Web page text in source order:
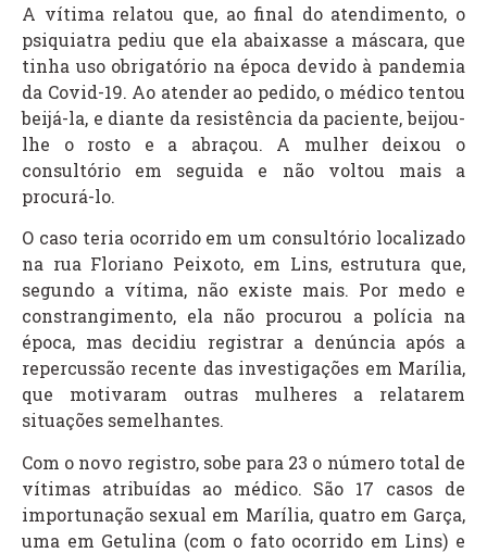
A vítima relatou que, ao final do atendimento, o
psiquiatra pediu que ela abaixasse a máscara, que
tinha uso obrigatório na época devido à pandemia
da Covid-19. Ao atender ao pedido, o médico tentou
beijá-la, e diante da resistência da paciente, beijou-
lhe o rosto e a abraçou. A mulher deixou o
consultório em seguida e não voltou mais a
procurá-lo.
O caso teria ocorrido em um consultório localizado
na rua Floriano Peixoto, em Lins, estrutura que,
segundo a vítima, não existe mais. Por medo e
constrangimento, ela não procurou a polícia na
época, mas decidiu registrar a denúncia após a
repercussão recente das investigações em Marília,
que motivaram outras mulheres a relatarem
situações semelhantes.
Com o novo registro, sobe para 23 o número total de
vítimas atribuídas ao médico. São 17 casos de
importunação sexual em Marília, quatro em Garça,
uma em Getulina (com o fato ocorrido em Lins) e